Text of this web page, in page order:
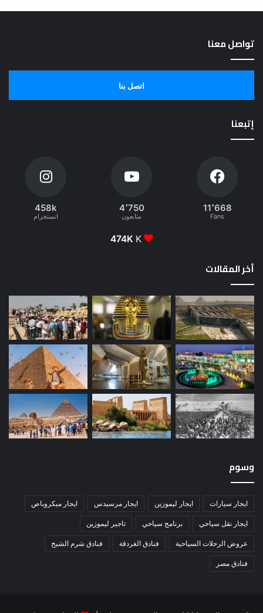
تواصل معنا
اتصل بنا
إتبعنا
11٬668
Fans
4٬750
متابعون
458k
انستجرام
474K K
أخر المقالات
وسوم
ايجار سيارات ايجار ليموزين ايجار مرسيدس ايجار ميكروباص
ايجار نقل سياحي برنامج سياحي تاجير ليموزين
عروض الرحلات السياحية فنادق الغردقة فنادق شرم الشيخ
فنادق مصر